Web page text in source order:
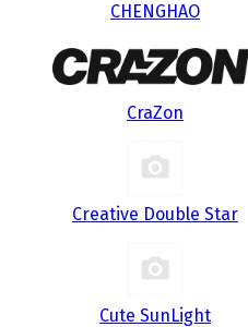
CHENGHAO
CraZon
Creative Double Star
Cute SunLight